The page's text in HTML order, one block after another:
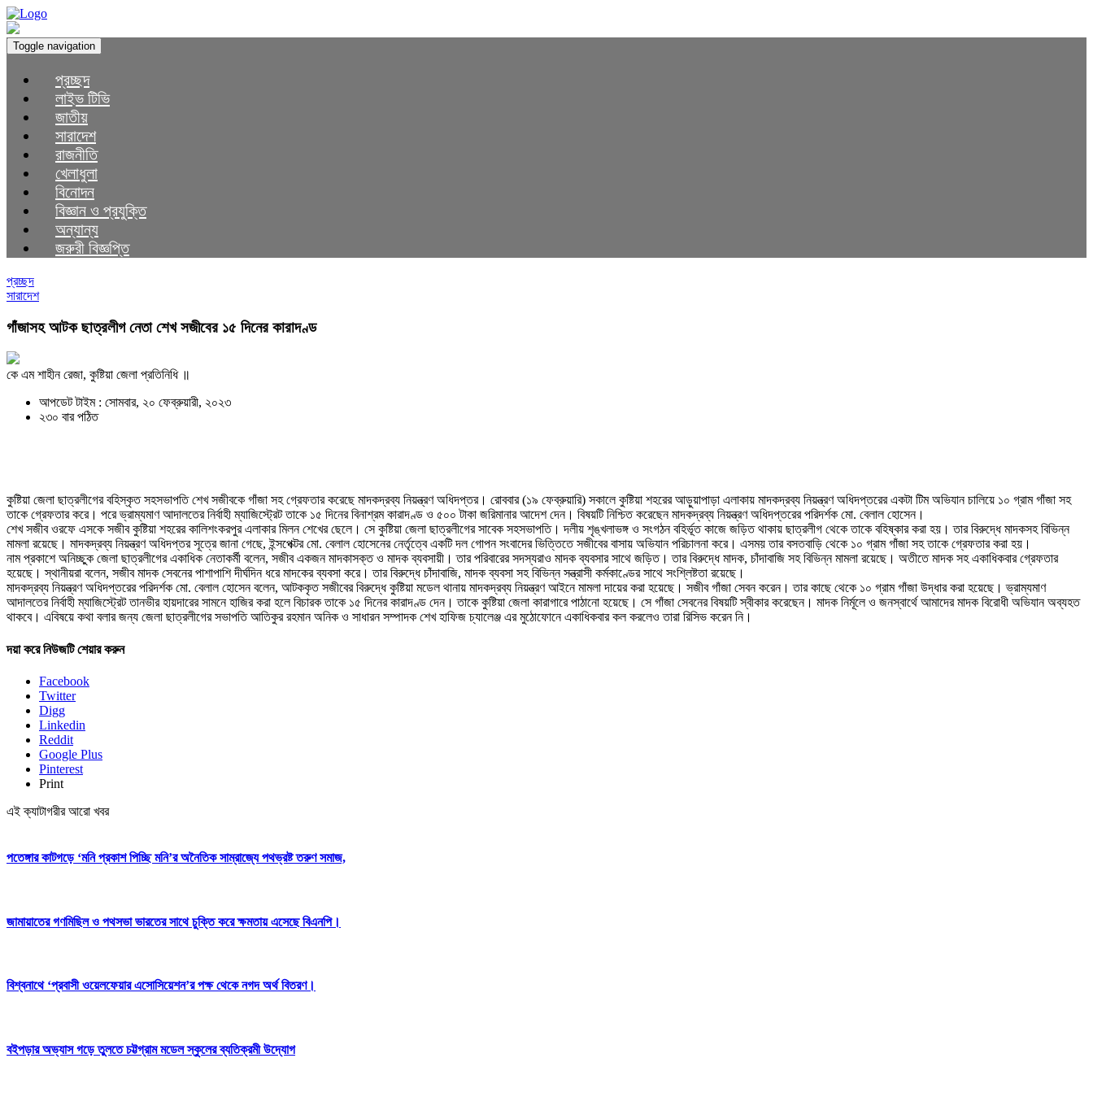
Toggle navigation
প্রচ্ছদ
লাইভ টিভি
জাতীয়
সারাদেশ
রাজনীতি
খেলাধুলা
বিনোদন
বিজ্ঞান ও প্রযুক্তি
অন্যান্য
জরুরী বিজ্ঞপ্তি
প্রচ্ছদ
সারাদেশ
গাঁজাসহ আটক ছাত্রলীগ নেতা শেখ সজীবের ১৫ দিনের কারাদণ্ড
কে এম শাহীন রেজা, কুষ্টিয়া জেলা প্রতিনিধি ॥
আপডেট টাইম : সোমবার, ২০ ফেব্রুয়ারী, ২০২৩
২৩০ বার পঠিত
কুষ্টিয়া জেলা ছাত্রলীগের বহিস্কৃত সহসভাপতি শেখ সজীবকে গাঁজা সহ গ্রেফতার করেছে মাদকদ্রব্য নিয়ন্ত্রণ অধিদপ্তর। রোববার (১৯ ফেব্রুয়ারি) সকালে কুষ্টিয়া শহরের আড়ুয়াপাড়া এলাকায় মাদকদ্রব্য নিয়ন্ত্রণ অধিদপ্তরের একটা টিম অভিযান চালিয়ে ১০ গ্রাম গাঁজা সহ
তাকে গ্রেফতার করে। পরে ভ্রাম্যমাণ আদালতের নির্বাহী ম্যাজিস্ট্রেট তাকে ১৫ দিনের বিনাশ্রম কারাদণ্ড ও ৫০০ টাকা জরিমানার আদেশ দেন। বিষয়টি নিশ্চিত করেছেন মাদকদ্রব্য নিয়ন্ত্রণ অধিদপ্তরের পরিদর্শক মো. বেলাল হোসেন।
শেখ সজীব ওরফে এসকে সজীব কুষ্টিয়া শহরের কালিশংকরপুর এলাকার মিলন শেখের ছেলে। সে কুষ্টিয়া জেলা ছাত্রলীগের সাবেক সহসভাপতি। দলীয় শৃঙ্খলাভঙ্গ ও সংগঠন বহির্ভূত কাজে জড়িত থাকায় ছাত্রলীগ থেকে তাকে বহিষ্কার করা হয়। তার বিরুদ্ধে মাদকসহ বিভিন্ন
মামলা রয়েছে। মাদকদ্রব্য নিয়ন্ত্রণ অধিদপ্তর সূত্রে জানা গেছে, ইন্সপেক্টর মো. বেলাল হোসেনের নের্তৃত্বে একটি দল গোপন সংবাদের ভিত্তিতে সজীবের বাসায় অভিযান পরিচালনা করে। এসময় তার বসতবাড়ি থেকে ১০ গ্রাম গাঁজা সহ তাকে গ্রেফতার করা হয়।
নাম প্রকাশে অনিচ্ছুক জেলা ছাত্রলীগের একাধিক নেতাকর্মী বলেন, সজীব একজন মাদকাসক্ত ও মাদক ব্যবসায়ী। তার পরিবারের সদস্যরাও মাদক ব্যবসার সাথে জড়িত। তার বিরুদ্ধে মাদক, চাঁদাবাজি সহ বিভিন্ন মামলা রয়েছে। অতীতে মাদক সহ একাধিকবার গ্রেফতার
হয়েছে। স্থানীয়রা বলেন, সজীব মাদক সেবনের পাশাপাশি দীর্ঘদিন ধরে মাদকের ব্যবসা করে। তার বিরুদ্ধে চাঁদাবাজি, মাদক ব্যবসা সহ বিভিন্ন সন্ত্রাসী কর্মকাণ্ডের সাথে সংশ্লিষ্টতা রয়েছে।
মাদকদ্রব্য নিয়ন্ত্রণ অধিদপ্তরের পরিদর্শক মো. বেলাল হোসেন বলেন, আটককৃত সজীবের বিরুদ্ধে কুষ্টিয়া মডেল থানায় মাদকদ্রব্য নিয়ন্ত্রণ আইনে মামলা দায়ের করা হয়েছে। সজীব গাঁজা সেবন করেন। তার কাছে থেকে ১০ গ্রাম গাঁজা উদ্ধার করা হয়েছে। ভ্রাম্যমাণ
আদালতের নির্বাহী ম্যাজিস্ট্রেট তানভীর হায়দারের সামনে হাজির করা হলে বিচারক তাকে ১৫ দিনের কারাদণ্ড দেন। তাকে কুষ্টিয়া জেলা কারাগারে পাঠানো হয়েছে। সে গাঁজা সেবনের বিষয়টি স্বীকার করেছেন। মাদক নির্মূলে ও জনস্বার্থে আমাদের মাদক বিরোধী অভিযান অব্যহত
থাকবে। এবিষয়ে কথা বলার জন্য জেলা ছাত্রলীগের সভাপতি আতিকুর রহমান অনিক ও সাধারন সম্পাদক শেখ হাফিজ চ্যালেঞ্জ এর মুঠোফোনে একাধিকবার কল করলেও তারা রিসিভ করেন নি।
দয়া করে নিউজটি শেয়ার করুন
Facebook
Twitter
Digg
Linkedin
Reddit
Google Plus
Pinterest
Print
এই ক্যাটাগরীর আরো খবর
পতেঙ্গার কাটগড়ে ‘মনি প্রকাশ পিচ্ছি মনি’র অনৈতিক সাম্রাজ্যে পথভ্রষ্ট তরুণ সমাজ,
জামায়াতের গণমিছিল ও পথসভা ভারতের সাথে চুক্তি করে ক্ষমতায় এসেছে বিএনপি।
বিশ্বনাথে ‘প্রবাসী ওয়েলফেয়ার এসোসিয়েশন’র পক্ষ থেকে নগদ অর্থ বিতরণ।
বইপড়ার অভ্যাস গড়ে তুলতে চট্টগ্রাম মডেল স্কুলের ব্যতিক্রমী উদ্যোগ